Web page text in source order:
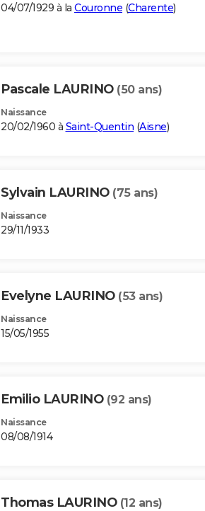
04/07/1929 à la Couronne (Charente)
Pascale LAURINO (50 ans)
Naissance
20/02/1960 à Saint-Quentin (Aisne)
Sylvain LAURINO (75 ans)
Naissance
29/11/1933
Evelyne LAURINO (53 ans)
Naissance
15/05/1955
Emilio LAURINO (92 ans)
Naissance
08/08/1914
Thomas LAURINO (12 ans)